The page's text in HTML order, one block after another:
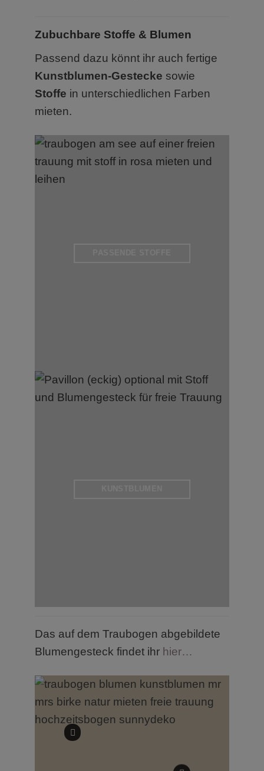
Zubuchbare Stoffe & Blumen
Passend dazu könnt ihr auch fertige
Kunstblumen-Gestecke sowie
Stoffe in unterschiedlichen Farben
mieten.
Das auf dem Traubogen abgebildete
Blumengesteck findet ihr hier…